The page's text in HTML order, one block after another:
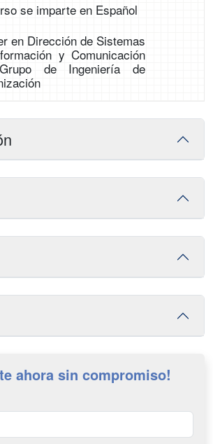
se imparte en Español
en Dirección de Sistemas
y Comunicación
de Ingeniería de
ahora sin compromiso!